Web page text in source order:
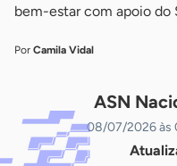
bem-estar com apoio do
Por Camila Vidal
ASN
08/07/2026 às